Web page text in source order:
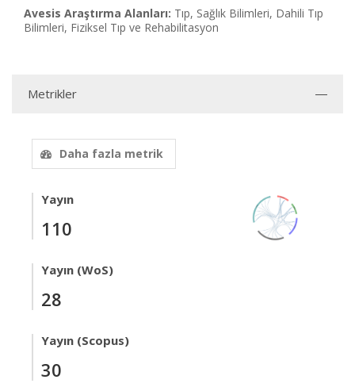
Avesis Araştırma Alanları: Tıp, Sağlık Bilimleri, Dahili Tıp
Bilimleri, Fiziksel Tıp ve Rehabilitasyon
Metrikler
Daha fazla metrik
Yayın
110
Yayın (WoS)
28
Yayın (Scopus)
30